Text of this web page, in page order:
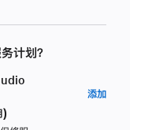
计划？
)
添加